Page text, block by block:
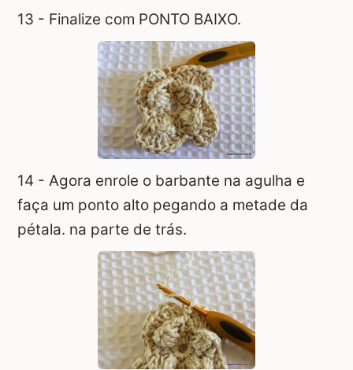
13 - Finalize com PONTO BAIXO.
14 - Agora enrole o barbante na agulha e
faça um ponto alto pegando a metade da
pétala. na parte de trás.